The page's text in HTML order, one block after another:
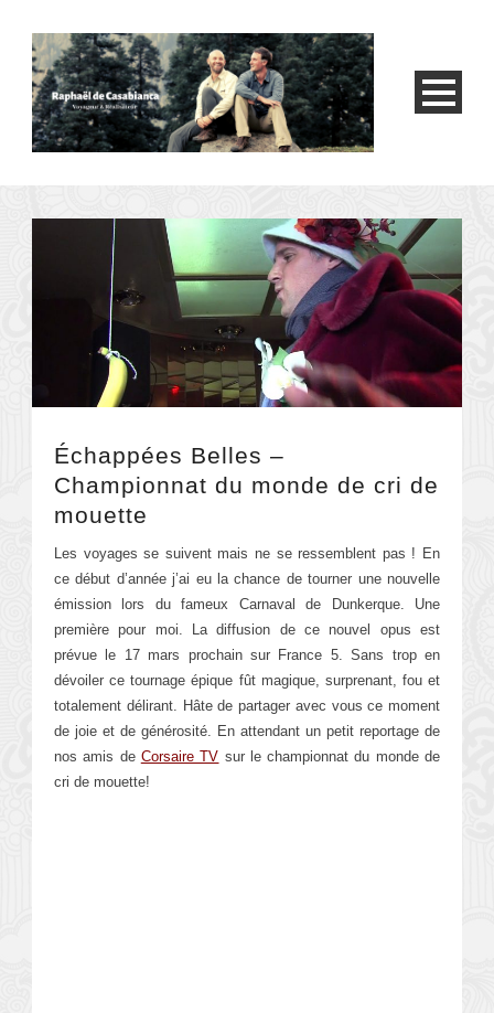
Échappées Belles –
Championnat du monde de cri de
mouette
Les voyages se suivent mais ne se ressemblent pas ! En
ce début d’année j’ai eu la chance de tourner une nouvelle
émission lors du fameux Carnaval de Dunkerque. Une
première pour moi. La diffusion de ce nouvel opus est
prévue le 17 mars prochain sur France 5. Sans trop en
dévoiler ce tournage épique fût magique, surprenant, fou et
totalement délirant. Hâte de partager avec vous ce moment
de joie et de générosité. En attendant un petit reportage de
nos amis de Corsaire TV sur le championnat du monde de
cri de mouette!